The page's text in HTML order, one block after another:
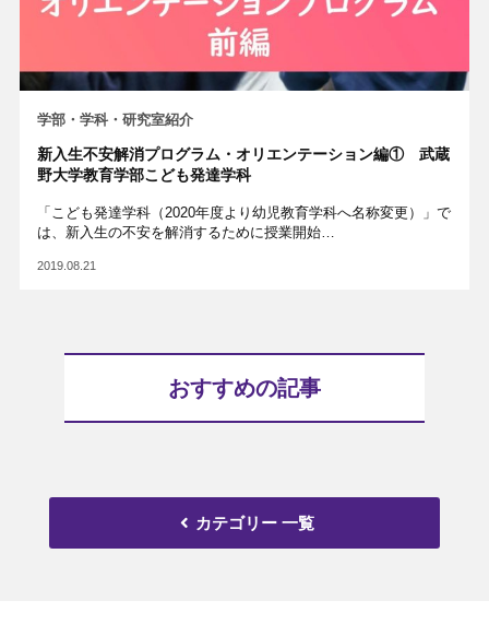
学部・学科・研究室紹介
新入生不安解消プログラム・オリエンテーション編① 武蔵
野大学教育学部こども発達学科
「こども発達学科（2020年度より幼児教育学科へ名称変更）」で
は、新入生の不安を解消するために授業開始…
2019.08.21
おすすめの記事
カテゴリー 一覧